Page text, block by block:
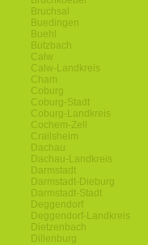
Bruchsal
Buedingen
Buehl
Butzbach
Calw
Calw-Landkreis
Cham
Coburg
Coburg-Stadt
Coburg-Landkreis
Cochem-Zell
Crailsheim
Dachau
Dachau-Landkreis
Darmstadt
Darmstadt-Dieburg
Darmstadt-Stadt
Deggendorf
Deggendorf-Landkreis
Dietzenbach
Dillenburg